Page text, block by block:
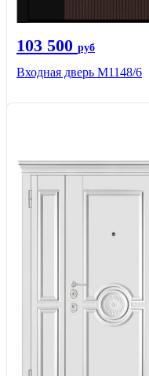
103 500 руб
Входная дверь М1148/6